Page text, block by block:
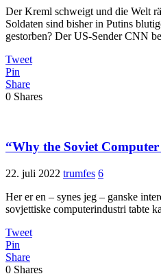
Der Kreml schweigt und die Welt
Soldaten sind bisher in Putins
gestorben? Der US-Sender CNN
Tweet
Pin
Share
0 Shares
“Why the Soviet
22. juli 2022 trumfes 6
Her er en – synes jeg – ganske
sovjettiske computerindustri tabte
Tweet
Pin
Share
0 Shares